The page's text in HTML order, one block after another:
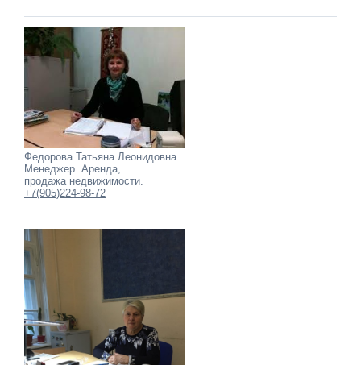
Федорова Татьяна Леонидовна
Менеджер. Аренда,
продажа недвижимости.
+7(905)224-98-72